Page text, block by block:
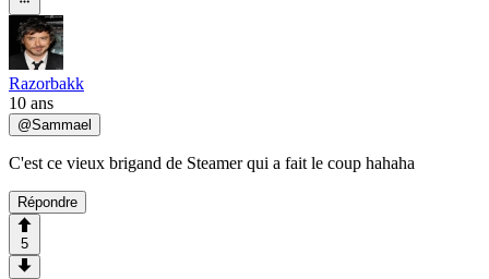
Razorbakk
10 ans
@Sammael
C'est ce vieux brigand de Steamer qui a fait le coup hahaha
Répondre
5